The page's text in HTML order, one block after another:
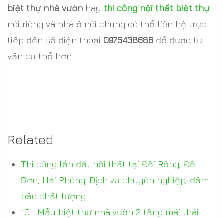
biệt thự nhà vườn hay thi công nội thất biệt thự
nói riêng và nhà ở nói chung có thể liên hệ trực
tiếp đến số điện thoại 0975438686 để được tư
vấn cụ thể hơn.
Related
Thi công lắp đặt nội thất tại Đồi Rồng, Đồ
Sơn, Hải Phòng: Dịch vụ chuyên nghiệp, đảm
bảo chất lượng
10+ Mẫu biệt thự nhà vườn 2 tầng mái thái